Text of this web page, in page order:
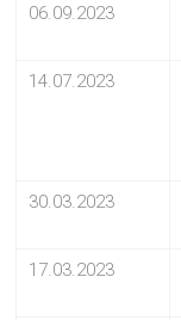
06.09.2023
14.07.2023
30.03.2023
17.03.2023